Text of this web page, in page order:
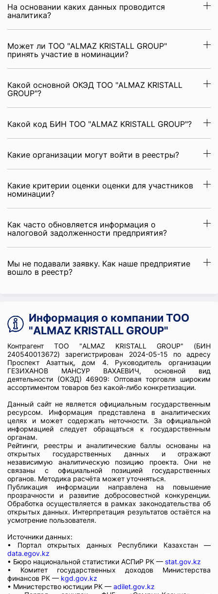
На основании каких данных проводится
аналитика?
Может ли ТОО "ALMAZ KRISTALL GROUP"
принять участие в номинации?
Какой основной ОКЭД ТОО "ALMAZ KRISTALL
GROUP"?
Какой код БИН ТОО "ALMAZ KRISTALL GROUP"?
Какие организации могут войти в реестры?
Какие критерии оценки оценки для участников
номинации?
Как часто обновляется информация о
налоговой задолженности предприятия?
Мы не подавали заявку. Как наше предприятие
вошло в реестр?
Информация о компании ТОО
"ALMAZ KRISTALL GROUP"
Контрагент ТОО "ALMAZ KRISTALL GROUP" (БИН
240540013672) зарегистрирован 2024-05-15 по адресу
Проспект Азаттық, дом 4. Руководитель организации
ГЕЗИХАНОВ МАНСУР ВАХАЕВИЧ, основной вид
деятельности (ОКЭД) 46909: Оптовая торговля широким
ассортиментом товаров без какой-либо конкретизации.
Данный сайт не является официальным государственным
ресурсом. Информация представлена в аналитических
целях и может содержать неточности. За официальной
информацией следует обращаться к государственным
органам.
Рейтинги, реестры и аналитические баллы основаны на
открытых государственных данных и отражают
независимую аналитическую позицию проекта. Они не
связаны с официальной позицией государственных
органов. Методика расчёта может уточняться.
Публикация информации направлена на повышение
прозрачности и развитие добросовестной конкуренции.
Обработка осуществляется в рамках законодательства об
открытых данных. Интерпретация результатов остаётся на
усмотрение пользователя.
Источники данных:
• Портал открытых данных Республики Казахстан —
data.egov.kz
• Бюро национальной статистики АСПиР РК — stat.gov.kz
• Комитет государственных доходов Министерства
финансов РК — kgd.gov.kz
• Министерство юстиции РК — adilet.gov.kz